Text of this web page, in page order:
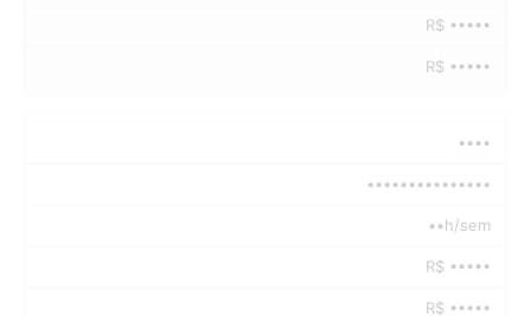
R$ •••••
R$ •••••
••••
•••••••••••••••
••h/sem
R$ •••••
R$ •••••